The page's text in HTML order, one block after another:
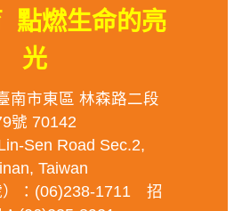
點燃生命的亮
光
南市東區 林森路二段
號 70142
Sen Road Sec.2,
Taiwan
）：(06)238-1711 招